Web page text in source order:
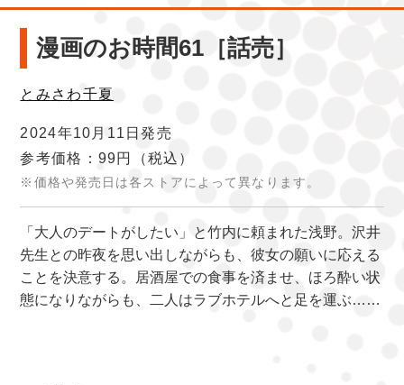
漫画のお時間61［話売］
とみさわ千夏
2024年10月11日発売
参考価格：99円
（税込）
※価格や発売日は各ストアによって異なります。
「大人のデートがしたい」と竹内に頼まれた浅野。沢井
先生との昨夜を思い出しながらも、彼女の願いに応える
ことを決意する。居酒屋での食事を済ませ、ほろ酔い状
態になりながらも、二人はラブホテルへと足を運ぶ……